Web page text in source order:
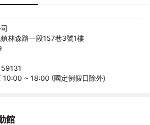
林森路一段157巷3號1樓
10:00 ~ 18:00 (國定例假日除外)
館